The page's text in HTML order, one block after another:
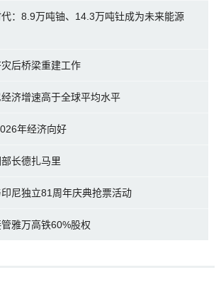
：8.9万吨铀、14.3万吨钍成为未来能源
后桥梁重建工作
济增速高于全球平均水平
年经济向好
长德扎马里
尼独立81周年庆典抢票活动
雅万高铁60%股权